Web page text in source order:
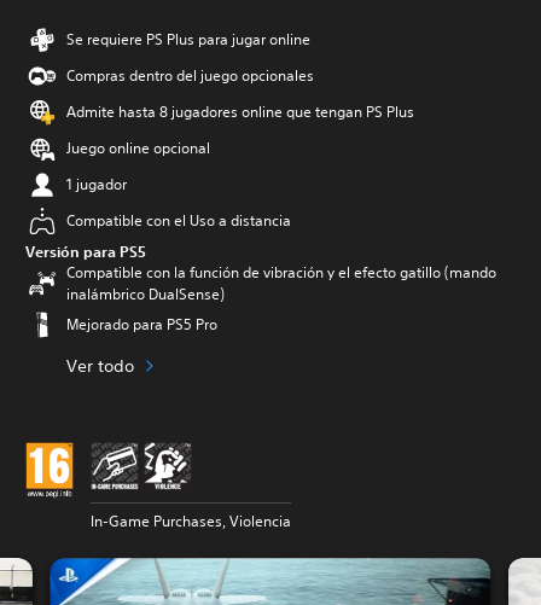
Se requiere PS Plus para jugar online
Compras dentro del juego opcionales
Admite hasta 8 jugadores online que tengan PS Plus
Juego online opcional
1 jugador
Compatible con el Uso a distancia
Versión para PS5
Compatible con la función de vibración y el efecto gatillo (mando
inalámbrico DualSense)
Mejorado para PS5 Pro
Ver todo
In-Game Purchases, Violencia